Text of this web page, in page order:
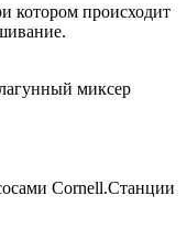
котором происходит
миксер
Cornell.Станции